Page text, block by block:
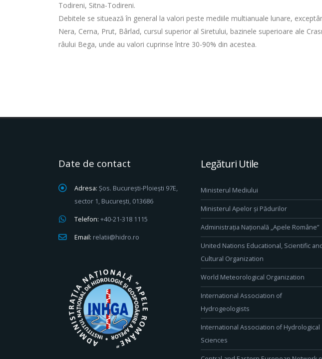
Todireni, Sitna-Todireni.
Debitele se situează în general la valori peste mediile multianuale lunare,
Nera, Cerna, Prut, Bârlad, cursul superior al Siretului, bazinele superioare ale
râului Bega, unde au valori cuprinse între 30-90% din acestea.
Date de contact
Adresa: Șos. București-Ploiești 97E,
sector 1, București, 013686
Telefon: +40-21-318 1115
Email: relatii@hidro.ro
Legături Utile
Ministerul Mediului
Ministerul Apelor și Pădurilor
Administrația Națională „Apele Române”
United Nations Educational, Scientific
Cultural Organization
World Meteorological Organization
International Association of
Hydrogeologists
International Association of Hydrological
Sciences